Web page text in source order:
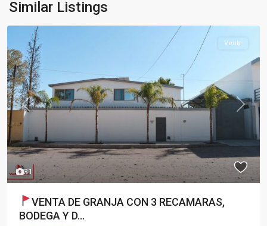
Similar Listings
31
Previous Next
Venta
VENTA DE GRANJA CON 3 RECAMARAS,
BODEGA Y D...